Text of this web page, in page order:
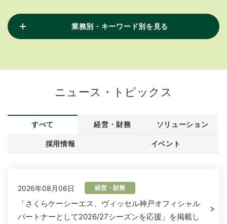
業務別・キーワード別を見る
ニュース・トピックス
すべて 経営・財務 ソリューション
採用情報 イベント
2026年08月06日 経営・財務
「さくらケーシーエス、ヴィッセル神戸オフィシャル
パートナーとして2026/27シーズンを応援」を掲載し